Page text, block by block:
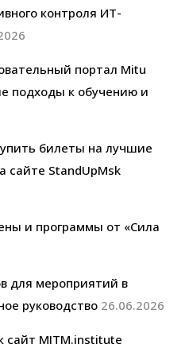
контроля ИТ-
портал Mitu
подходы к обучению и
билеты на лучшие
сайте StandUpMsk
и программы от «Сила
для мероприятий в
руководство 26.06.2026
сайт MITM.institute